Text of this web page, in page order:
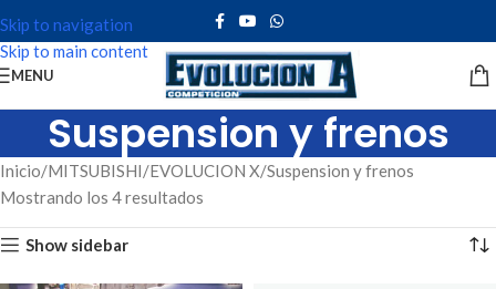
Skip to navigation
Skip to main content
MENU
Suspension y frenos
Inicio MITSUBISHI EVOLUCION X Suspension y frenos
Mostrando los 4 resultados
Show sidebar